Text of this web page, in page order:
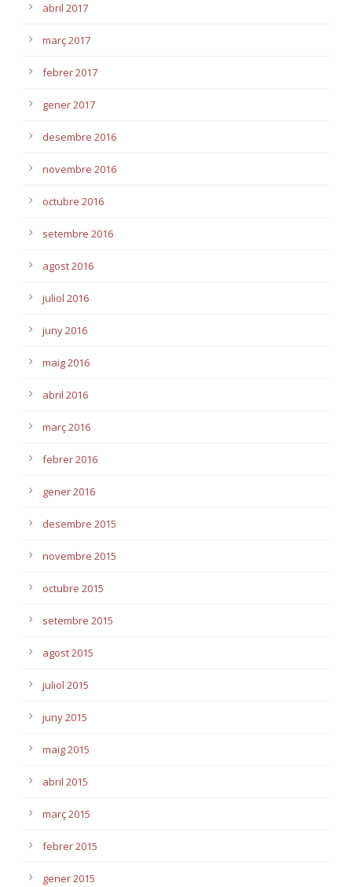
abril 2017
març 2017
febrer 2017
gener 2017
desembre 2016
novembre 2016
octubre 2016
setembre 2016
agost 2016
juliol 2016
juny 2016
maig 2016
abril 2016
març 2016
febrer 2016
gener 2016
desembre 2015
novembre 2015
octubre 2015
setembre 2015
agost 2015
juliol 2015
juny 2015
maig 2015
abril 2015
març 2015
febrer 2015
gener 2015